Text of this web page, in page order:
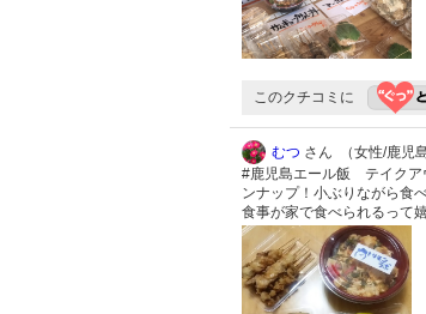
このクチコミに
むつ さん （女性/鹿児
#鹿児島エール飯 テイクア
ンナップ！小ぶりながら食
食事が家で食べられるって